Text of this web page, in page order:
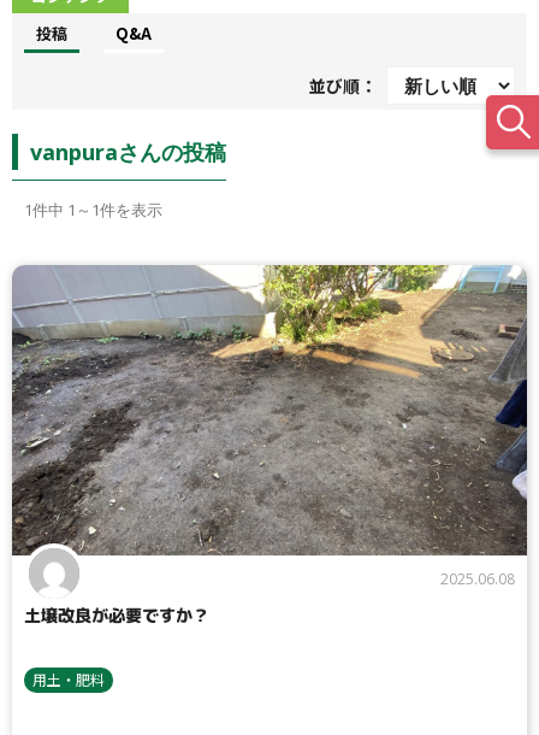
タイプ
大テーマ
小テーマ
投稿
Q&A
並び順：
vanpuraさんの投稿
1件中 1～1件を表示
2025.06.08
土壌改良が必要ですか？
用土・肥料